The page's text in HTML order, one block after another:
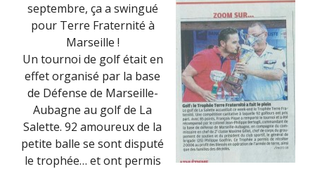
septembre, ça a swingué
pour Terre Fraternité à
Marseille !
Un tournoi de golf était en
effet organisé par la base
de Défense de Marseille-
Aubagne au golf de La
Salette. 92 amoureux de la
petite balle se sont disputé
le trophée… et ont permis